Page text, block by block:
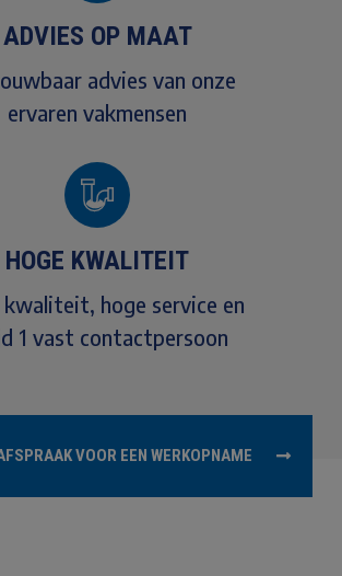
ADVIES OP MAAT
advies van onze
ervaren vakmensen
HOGE KWALITEIT
kwaliteit, hoge service en
1 vast contactpersoon
VOOR EEN WERKOPNAME